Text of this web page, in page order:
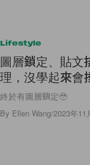
Lifestyle
圖層鎖定、貼文
理，沒學起來會
終於有圖層鎖定🥹
By Ellen Wang/2023年11